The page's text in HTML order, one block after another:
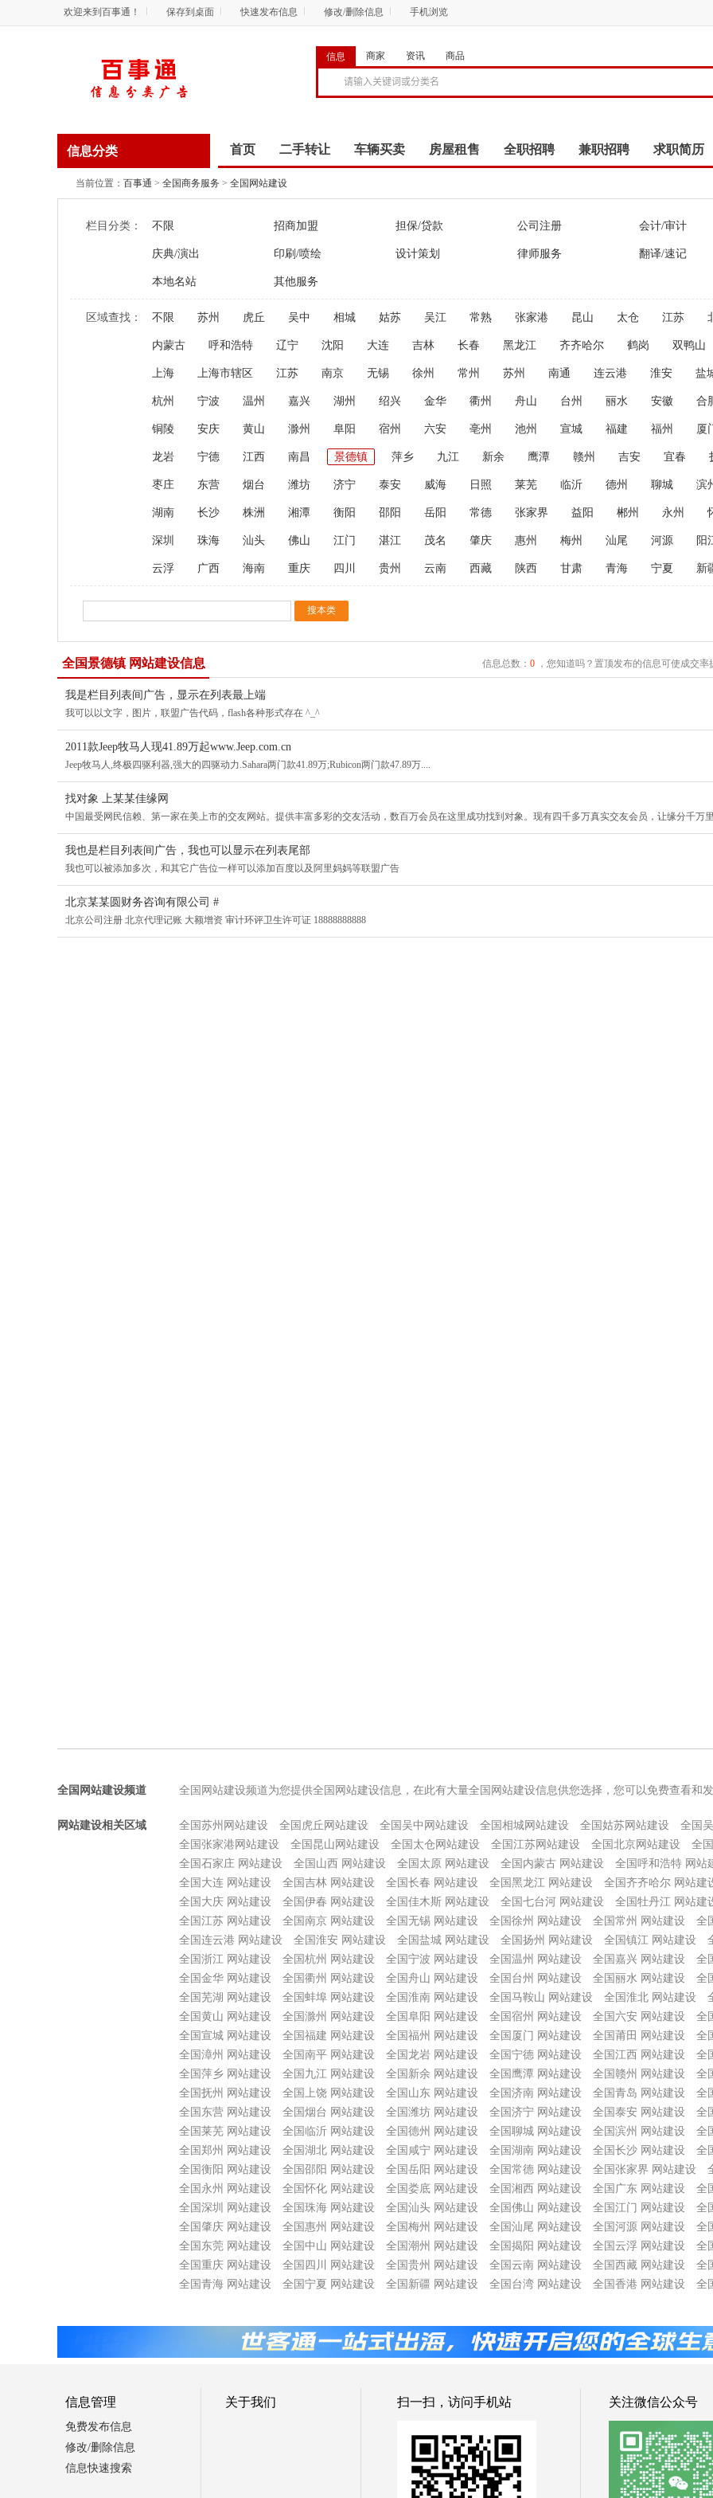
欢迎来到百事通！ 保存到桌面 快速发布信息 修改/删除信息 手机浏览
信息 商家 资讯 商品
信息分类 首页 二手转让 车辆买卖 房屋租售 全职招聘 兼职招聘 求职简历
商务服务
当前位置： 百事通 > 全国商务服务 > 全国网站建设
栏目分类： 不限 招商加盟 担保/贷款 公司注册 会计/审计
庆典/演出 印刷/喷绘 设计策划 律师服务 翻译/速记
本地名站 其他服务
区域查找： 不限 苏州 虎丘 吴中 相城 姑苏 吴江 常熟 张家港 昆山 太仓 江苏
内蒙古 呼和浩特 辽宁 沈阳 大连 吉林 长春 黑龙江 齐齐哈尔 鹤岗 双鸭山
上海 上海市辖区 江苏 南京 无锡 徐州 常州 苏州 南通 连云港 淮安 盐
杭州 宁波 温州 嘉兴 湖州 绍兴 金华 衢州 舟山 台州 丽水 安徽 合
铜陵 安庆 黄山 滁州 阜阳 宿州 六安 亳州 池州 宣城 福建 福州 厦
龙岩 宁德 江西 南昌 景德镇 萍乡 九江 新余 鹰潭 赣州 吉安 宜春
枣庄 东营 烟台 潍坊 济宁 泰安 威海 日照 莱芜 临沂 德州 聊城 滨
湖南 长沙 株洲 湘潭 衡阳 邵阳 岳阳 常德 张家界 益阳 郴州 永州
深圳 珠海 汕头 佛山 江门 湛江 茂名 肇庆 惠州 梅州 汕尾 河源 阳
云浮 广西 海南 重庆 四川 贵州 云南 西藏 陕西 甘肃 青海 宁夏 新
全国景德镇 网站建设信息 信息总数： 0，您知道吗？置顶发布的信息可使成交率
我是栏目列表间广告，显示在列表最上端
我可以以文字，图片，联盟广告代码，flash各种形式存在 ^_^
2011款Jeep牧马人现41.89万起www.Jeep.com.cn
Jeep牧马人,终极四驱利器,强大的四驱动力.Sahara两门款41.89万;Rubicon两门款47.89万....
找对象 上某某佳缘网
中国最受网民信赖、第一家在美上市的交友网站。提供丰富多彩的交友活动，数百万会员在这里成功找到对象。现有四千多万真实交友会员，让缘分千万
我也是栏目列表间广告，我也可以显示在列表尾部
我也可以被添加多次，和其它广告位一样可以添加百度以及阿里妈妈等联盟广告
北京某某圆财务咨询有限公司 #
北京公司注册 北京代理记账 大额增资 审计环评卫生许可证 18888888888
全国网站建设频道 全国网站建设频道为您提供全国网站建设信息，在此有大量全国网站建设信息供您选择，您可以免费查看和
网站建设相关区域 全国苏州网站建设 全国虎丘网站建设 全国吴中网站建设 全国相城网站建设 全国姑苏网站建设
全国
全国张家港网站建设
全国昆山网站建设 全国太仓网站建设 全国江苏网站建设 全国北京网站建设
全
全国石家庄 网站建设
全国山西 网站建设 全国太原 网站建设 全国内蒙古 网站建设
全国呼和浩特 网站
全国大连 网站建设
全国吉林 网站建设 全国长春 网站建设 全国黑龙江 网站建设
全国齐齐哈尔 网站建
全国大庆 网站建设
全国伊春 网站建设 全国佳木斯 网站建设 全国七台河 网站建设
全国牡丹江 网站建
全国江苏 网站建设
全国南京 网站建设 全国无锡 网站建设 全国徐州 网站建设 全国常州 网站建设
全
全国连云港 网站建设
全国淮安 网站建设 全国盐城 网站建设 全国扬州 网站建设 全国镇江 网站建设
全国浙江 网站建设
全国杭州 网站建设 全国宁波 网站建设 全国温州 网站建设 全国嘉兴 网站建设
全
全国金华 网站建设
全国衢州 网站建设 全国舟山 网站建设 全国台州 网站建设 全国丽水 网站建设
全
全国芜湖 网站建设
全国蚌埠 网站建设 全国淮南 网站建设 全国马鞍山 网站建设 全国淮北 网站建设
全国黄山 网站建设
全国滁州 网站建设 全国阜阳 网站建设 全国宿州 网站建设 全国六安 网站建设
全
全国宣城 网站建设
全国福建 网站建设 全国福州 网站建设 全国厦门 网站建设 全国莆田 网站建设
全
全国漳州 网站建设
全国南平 网站建设 全国龙岩 网站建设 全国宁德 网站建设 全国江西 网站建设
全
全国萍乡 网站建设
全国九江 网站建设 全国新余 网站建设 全国鹰潭 网站建设 全国赣州 网站建设
全
全国抚州 网站建设
全国上饶 网站建设 全国山东 网站建设 全国济南 网站建设 全国青岛 网站建设
全
全国东营 网站建设
全国烟台 网站建设 全国潍坊 网站建设 全国济宁 网站建设 全国泰安 网站建设
全
全国莱芜 网站建设
全国临沂 网站建设 全国德州 网站建设 全国聊城 网站建设 全国滨州 网站建设
全
全国郑州 网站建设
全国湖北 网站建设 全国咸宁 网站建设 全国湖南 网站建设 全国长沙 网站建设
全
全国衡阳 网站建设
全国邵阳 网站建设 全国岳阳 网站建设 全国常德 网站建设 全国张家界 网站建设
全国永州 网站建设
全国怀化 网站建设 全国娄底 网站建设 全国湘西 网站建设 全国广东 网站建设
全
全国深圳 网站建设
全国珠海 网站建设 全国汕头 网站建设 全国佛山 网站建设 全国江门 网站建设
全
全国肇庆 网站建设
全国惠州 网站建设 全国梅州 网站建设 全国汕尾 网站建设 全国河源 网站建设
全
全国东莞 网站建设
全国中山 网站建设 全国潮州 网站建设 全国揭阳 网站建设 全国云浮 网站建设
全
全国重庆 网站建设
全国四川 网站建设 全国贵州 网站建设 全国云南 网站建设 全国西藏 网站建设
全
全国青海 网站建设
全国宁夏 网站建设 全国新疆 网站建设 全国台湾 网站建设 全国香港 网站建设 全
信息管理
免费发布信息
修改/删除信息
信息快速搜索
关于我们 扫一扫，访问手机站 关注微信公众号